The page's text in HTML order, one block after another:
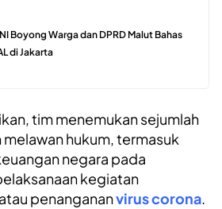
Boyong Warga dan DPRD Malut Bahas
di Jakarta
tim menemukan sejumlah
hukum, termasuk
negara pada
kegiatan
penangananvirus corona.